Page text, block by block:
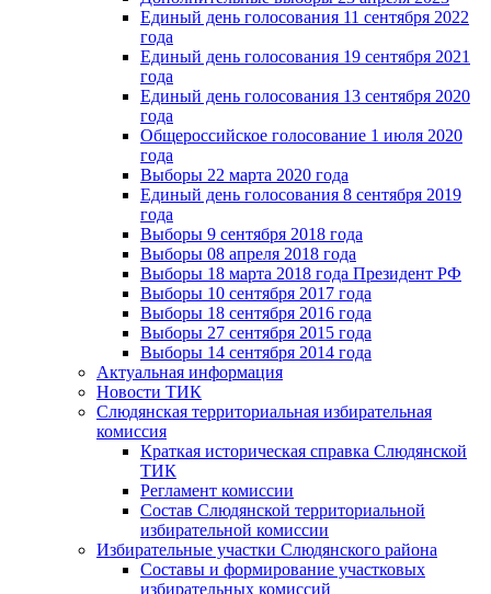
Единый день голосования 11 сентября 2022
года
Единый день голосования 19 сентября 2021
года
Единый день голосования 13 сентября 2020
года
Общероссийское голосование 1 июля 2020
года
Выборы 22 марта 2020 года
Единый день голосования 8 сентября 2019
года
Выборы 9 сентября 2018 года
Выборы 08 апреля 2018 года
Выборы 18 марта 2018 года Президент РФ
Выборы 10 сентября 2017 года
Выборы 18 сентября 2016 года
Выборы 27 сентября 2015 года
Выборы 14 сентября 2014 года
Актуальная информация
Новости ТИК
Слюдянская территориальная избирательная
комиссия
Краткая историческая справка Слюдянской
ТИК
Регламент комиссии
Состав Слюдянской территориальной
избирательной комиссии
Избирательные участки Слюдянского района
Составы и формирование участковых
избирательных комиссий